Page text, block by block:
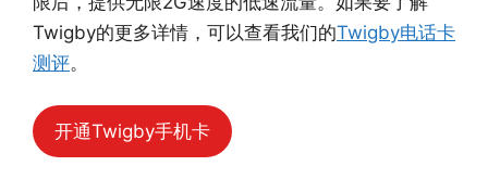
Twigby的更多详情，可以查看我们的Twigby电话卡
测评。
开通Twigby手机卡